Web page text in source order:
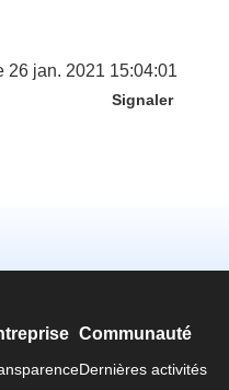
26 jan. 2021 15:04:01
Signaler
Communauté
Dernières activités